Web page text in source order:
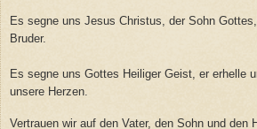
Es segne uns Jesus Christus, der Sohn
Bruder.
Es segne uns Gottes Heiliger Geist, er erhelle
unsere Herzen.
Vertrauen wir auf den Vater, den Sohn und den